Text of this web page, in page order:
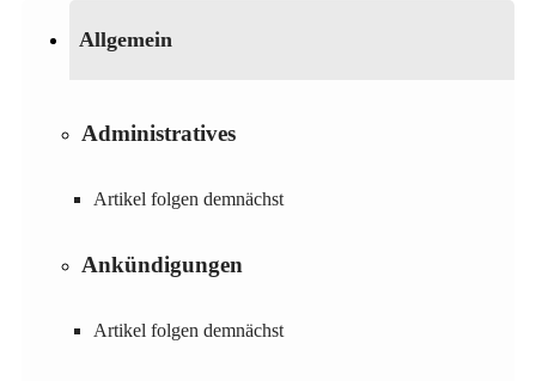
Allgemein
Administratives
Artikel folgen demnächst
Ankündigungen
Artikel folgen demnächst